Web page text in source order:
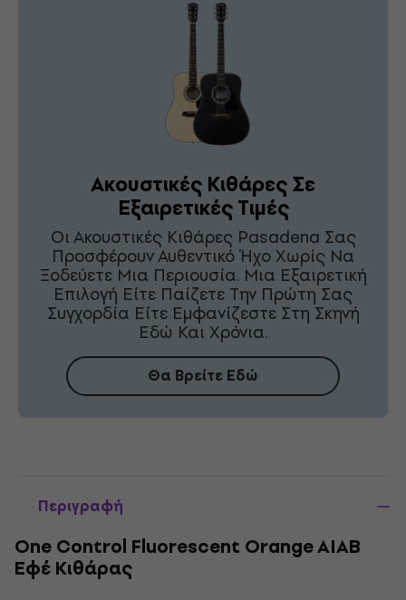
Ακουστικές Κιθάρες Σε
Εξαιρετικές Τιμές
Οι Ακουστικές Κιθάρες Pasadena Σας
Προσφέρουν Αυθεντικό Ήχο Χωρίς Να
Ξοδεύετε Μια Περιουσία. Μια Εξαιρετική
Επιλογή Είτε Παίζετε Την Πρώτη Σας
Συγχορδία Είτε Εμφανίζεστε Στη Σκηνή
Εδώ Και Χρόνια.
Θα Βρείτε Εδώ
Περιγραφή
One Control Fluorescent Orange AIAB
Εφέ Κιθάρας